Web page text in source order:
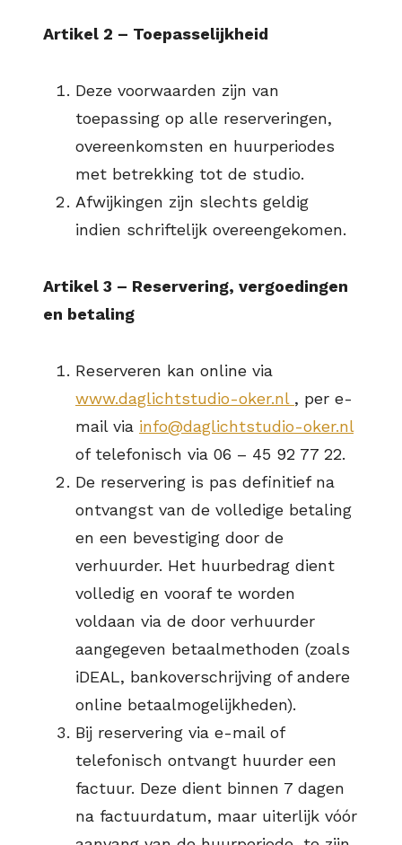
Artikel 2 – Toepasselijkheid
Deze voorwaarden zijn van
toepassing op alle reserveringen,
overeenkomsten en huurperiodes
met betrekking tot de studio.
Afwijkingen zijn slechts geldig
indien schriftelijk overeengekomen.
Artikel 3 – Reservering, vergoedingen
en betaling
Reserveren kan online via
www.daglichtstudio-oker.nl , per e-
mail via info@daglichtstudio-oker.nl
of telefonisch via 06 – 45 92 77 22.
De reservering is pas definitief na
ontvangst van de volledige betaling
en een bevestiging door de
verhuurder. Het huurbedrag dient
volledig en vooraf te worden
voldaan via de door verhuurder
aangegeven betaalmethoden (zoals
iDEAL, bankoverschrijving of andere
online betaalmogelijkheden).
Bij reservering via e-mail of
telefonisch ontvangt huurder een
factuur. Deze dient binnen 7 dagen
na factuurdatum, maar uiterlijk vóór